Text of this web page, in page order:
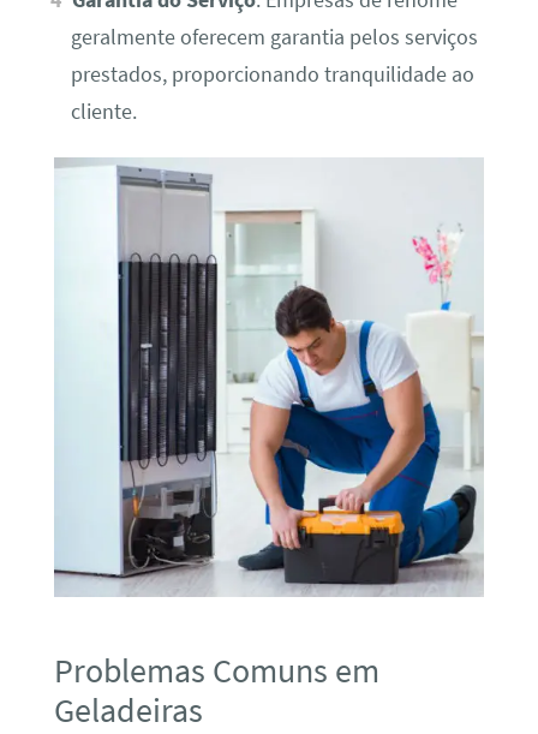
geralmente oferecem garantia pelos serviços
prestados, proporcionando tranquilidade ao
cliente.
Problemas Comuns em
Geladeiras